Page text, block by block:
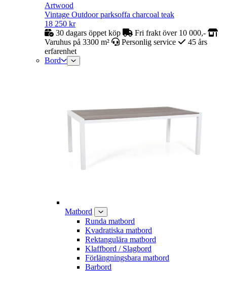
Artwood
Vintage Outdoor parksoffa charcoal teak
18 250 kr
30 dagars öppet köp
Fri frakt över 10 000,-
Varuhus på 3300 m²
Personlig service
45 års
erfarenhet
Bord
Matbord
Runda matbord
Kvadratiska matbord
Rektangulära matbord
Klaffbord / Slagbord
Förlängningsbara matbord
Barbord